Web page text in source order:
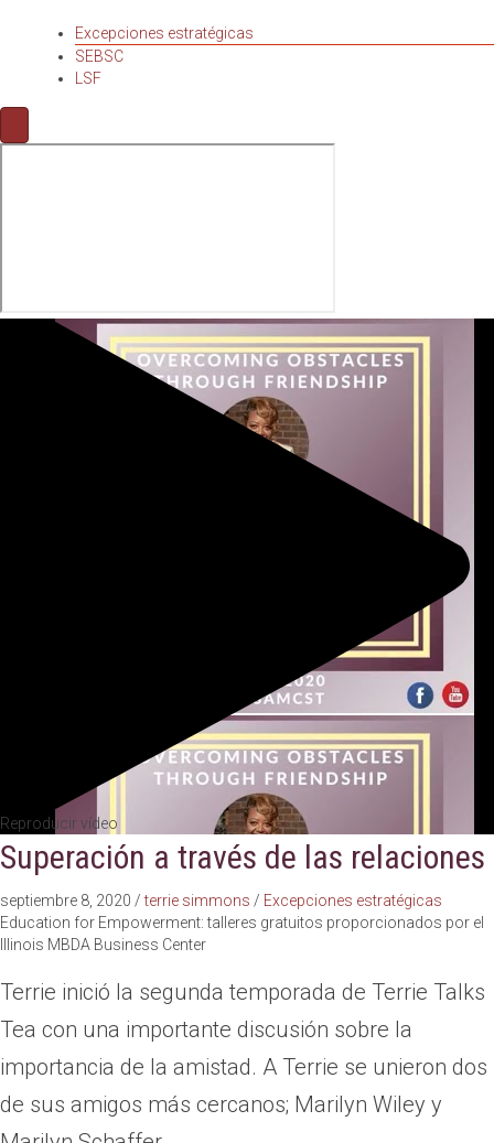
Excepciones estratégicas
SEBSC
LSF
Reproducir vídeo
Superación a través de las relaciones
septiembre 8, 2020 /terrie simmons / Excepciones estratégicas
Education for Empowerment: talleres gratuitos proporcionados por el
Illinois MBDA Business Center
Terrie inició la segunda temporada de Terrie Talks
Tea con una importante discusión sobre la
importancia de la amistad. A Terrie se unieron dos
de sus amigos más cercanos; Marilyn Wiley y